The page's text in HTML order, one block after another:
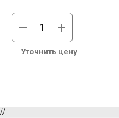
Уточнить цену
//